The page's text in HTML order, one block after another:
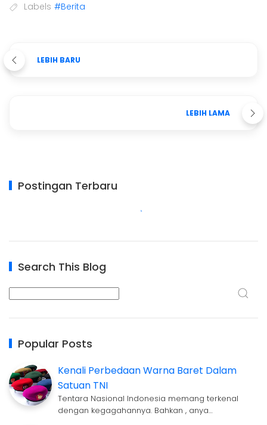
Labels #Berita
LEBIH BARU
LEBIH LAMA
Postingan Terbaru
Search This Blog
Popular Posts
Kenali Perbedaan Warna Baret Dalam
Satuan TNI
Tentara Nasional Indonesia memang terkenal
dengan kegagahannya. Bahkan , anya…